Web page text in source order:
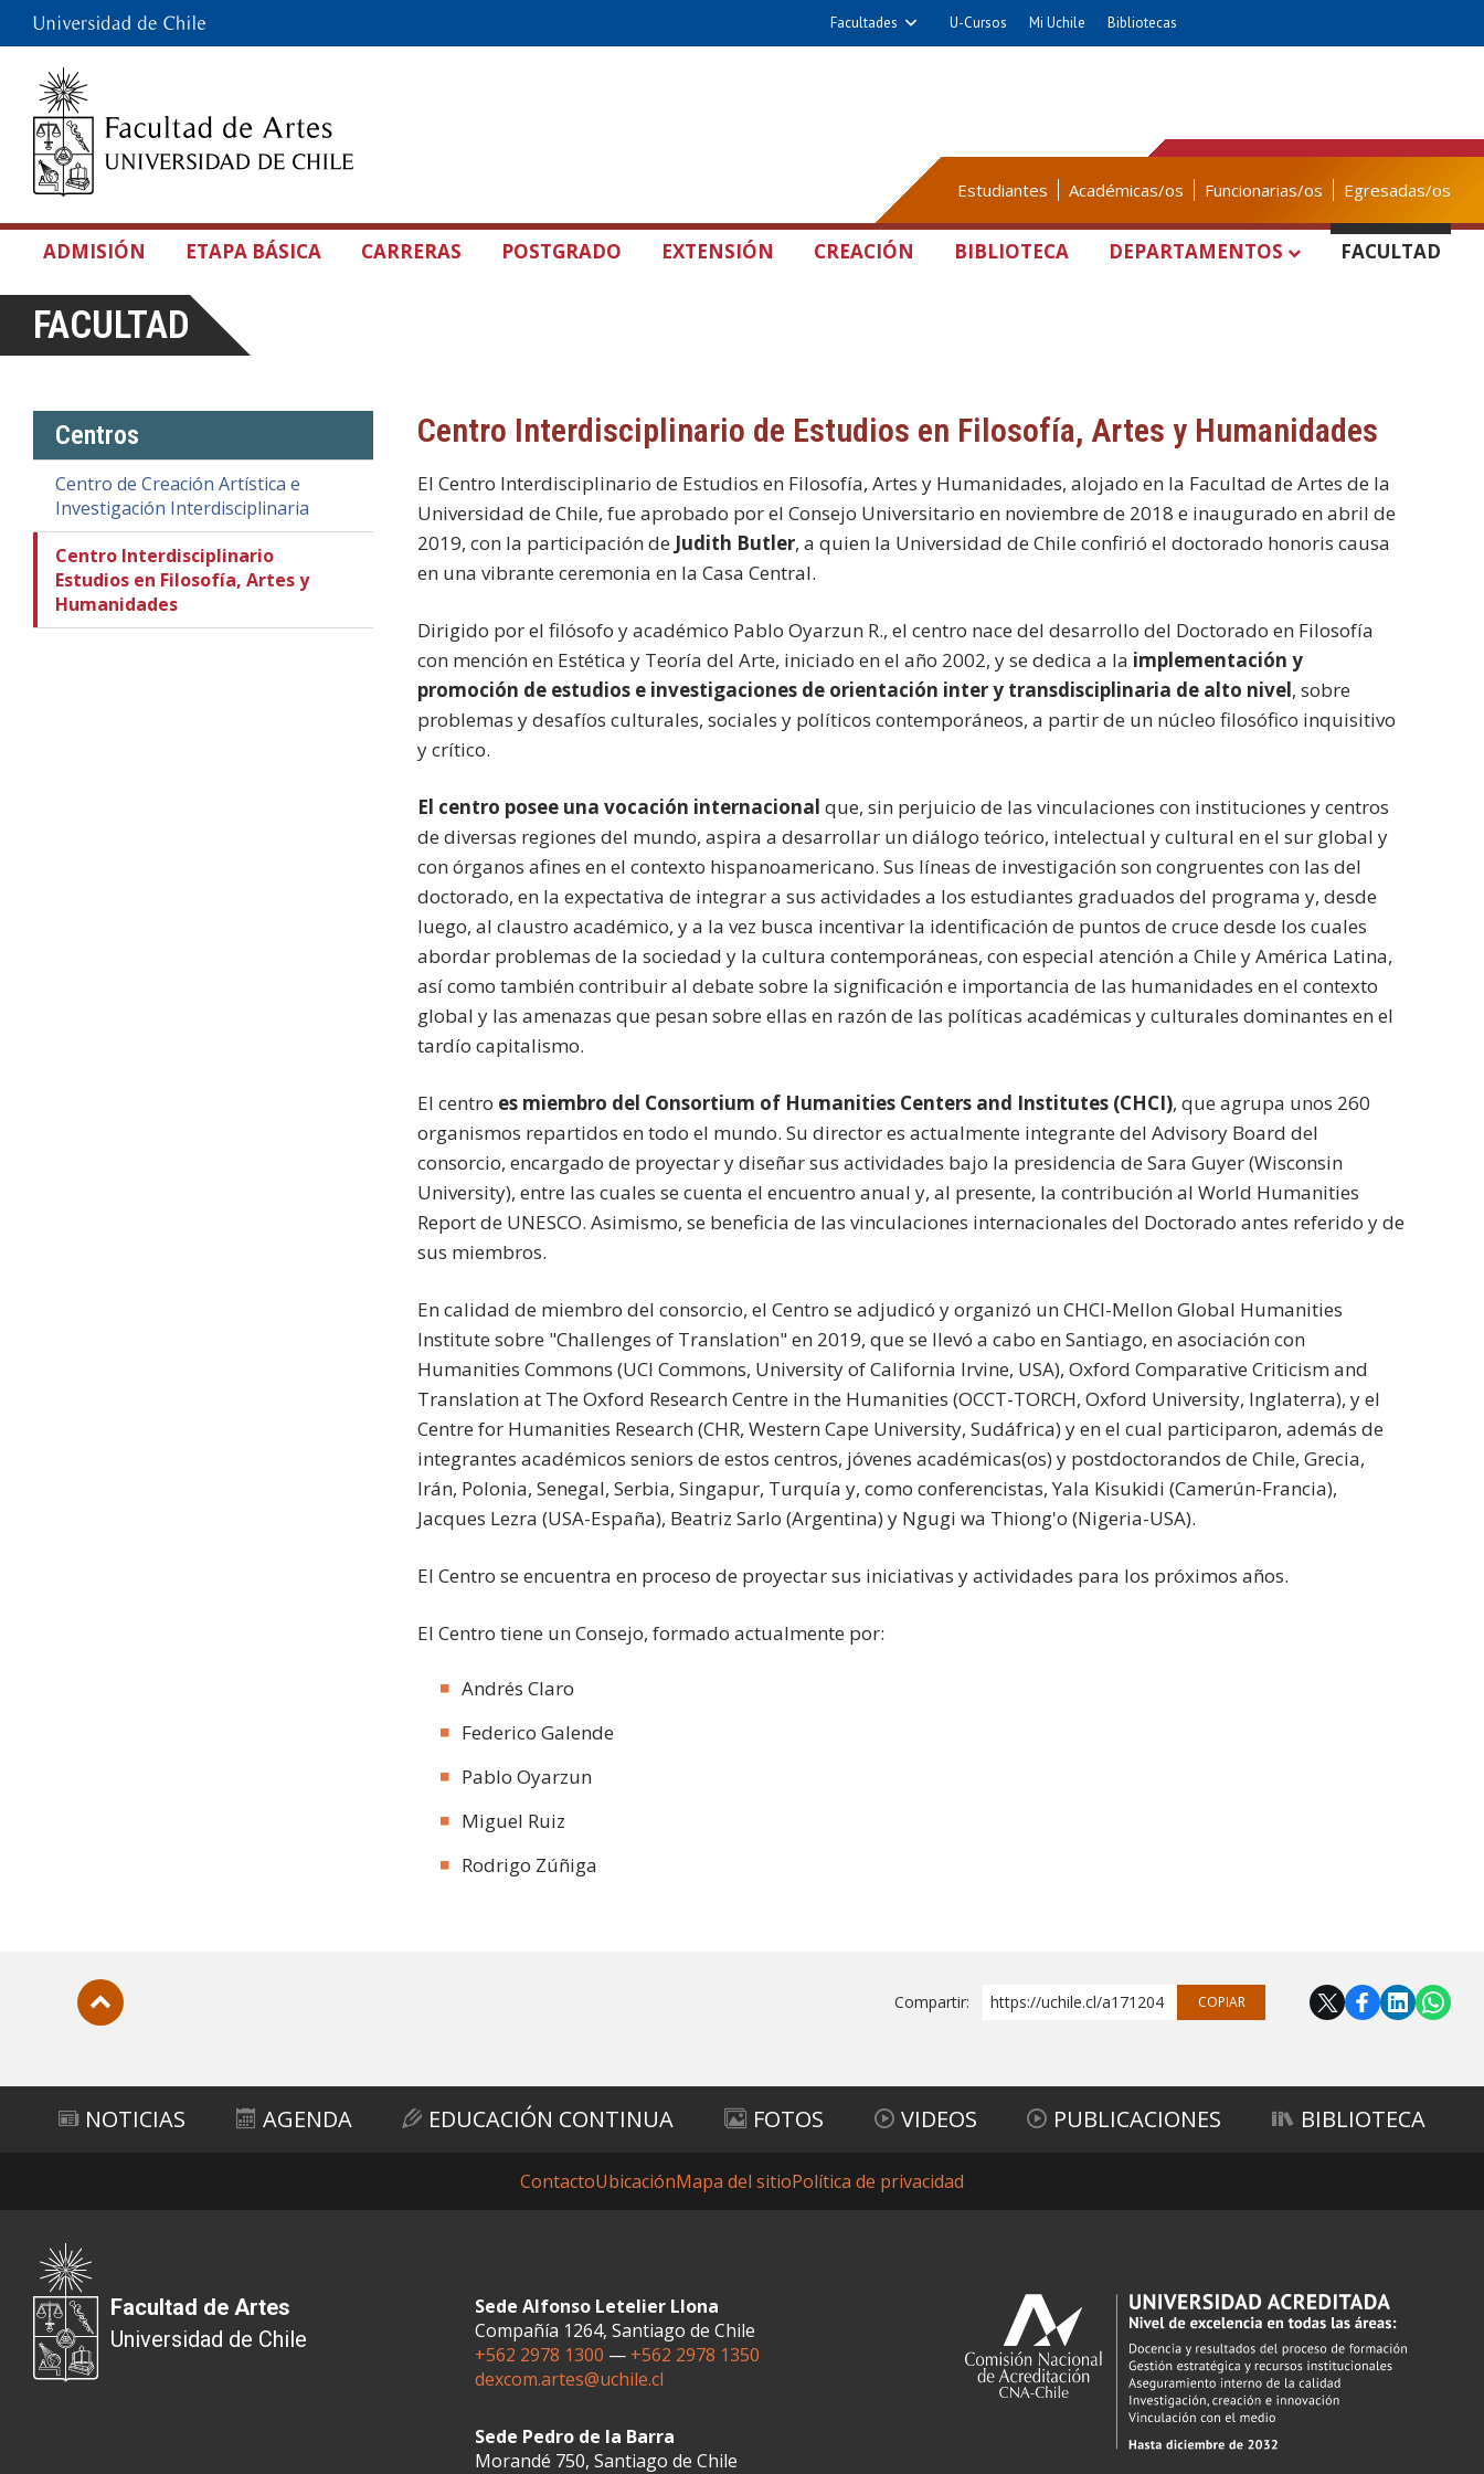
Facultades U-Cursos Mi Uchile Bibliotecas
Estudiantes Académicas/os Funcionarias/os Egresadas/os
ADMISIÓN ETAPA BÁSICA CARRERAS POSTGRADO EXTENSIÓN CREACIÓN BIBLIOTECA DEPARTAMENTOS FACULTAD
FACULTAD
Centros
Centro de Creación Artística e
Investigación Interdisciplinaria
Centro Interdisciplinario
Estudios en Filosofía, Artes y
Humanidades
Centro Interdisciplinario de Estudios en Filosofía, Artes y Humanidades
El Centro Interdisciplinario de Estudios en Filosofía, Artes y Humanidades, alojado en la Facultad de Artes de la
Universidad de Chile, fue aprobado por el Consejo Universitario en noviembre de 2018 e inaugurado en abril de
2019, con la participación de Judith Butler, a quien la Universidad de Chile confirió el doctorado honoris causa
en una vibrante ceremonia en la Casa Central.
Dirigido por el filósofo y académico Pablo Oyarzun R., el centro nace del desarrollo del Doctorado en Filosofía
con mención en Estética y Teoría del Arte, iniciado en el año 2002, y se dedica a la implementación y
promoción de estudios e investigaciones de orientación inter y transdisciplinaria de alto nivel, sobre
problemas y desafíos culturales, sociales y políticos contemporáneos, a partir de un núcleo filosófico inquisitivo
y crítico.
El centro posee una vocación internacional que, sin perjuicio de las vinculaciones con instituciones y centros
de diversas regiones del mundo, aspira a desarrollar un diálogo teórico, intelectual y cultural en el sur global y
con órganos afines en el contexto hispanoamericano. Sus líneas de investigación son congruentes con las del
doctorado, en la expectativa de integrar a sus actividades a los estudiantes graduados del programa y, desde
luego, al claustro académico, y a la vez busca incentivar la identificación de puntos de cruce desde los cuales
abordar problemas de la sociedad y la cultura contemporáneas, con especial atención a Chile y América Latina,
así como también contribuir al debate sobre la significación e importancia de las humanidades en el contexto
global y las amenazas que pesan sobre ellas en razón de las políticas académicas y culturales dominantes en el
tardío capitalismo.
El centro es miembro del Consortium of Humanities Centers and Institutes (CHCI), que agrupa unos 260
organismos repartidos en todo el mundo. Su director es actualmente integrante del Advisory Board del
consorcio, encargado de proyectar y diseñar sus actividades bajo la presidencia de Sara Guyer (Wisconsin
University), entre las cuales se cuenta el encuentro anual y, al presente, la contribución al World Humanities
Report de UNESCO. Asimismo, se beneficia de las vinculaciones internacionales del Doctorado antes referido y de
sus miembros.
En calidad de miembro del consorcio, el Centro se adjudicó y organizó un CHCI-Mellon Global Humanities
Institute sobre "Challenges of Translation" en 2019, que se llevó a cabo en Santiago, en asociación con
Humanities Commons (UCI Commons, University of California Irvine, USA), Oxford Comparative Criticism and
Translation at The Oxford Research Centre in the Humanities (OCCT-TORCH, Oxford University, Inglaterra), y el
Centre for Humanities Research (CHR, Western Cape University, Sudáfrica) y en el cual participaron, además de
integrantes académicos seniors de estos centros, jóvenes académicas(os) y postdoctorandos de Chile, Grecia,
Irán, Polonia, Senegal, Serbia, Singapur, Turquía y, como conferencistas, Yala Kisukidi (Camerún-Francia),
Jacques Lezra (USA-España), Beatriz Sarlo (Argentina) y Ngugi wa Thiong'o (Nigeria-USA).
El Centro se encuentra en proceso de proyectar sus iniciativas y actividades para los próximos años.
El Centro tiene un Consejo, formado actualmente por:
Andrés Claro
Federico Galende
Pablo Oyarzun
Miguel Ruiz
Rodrigo Zúñiga
Compartir: https://uchile.cl/a171204 COPIAR
NOTICIAS AGENDA EDUCACIÓN CONTINUA FOTOS VIDEOS PUBLICACIONES BIBLIOTECA
ContactoUbicaciónMapa del sitioPolítica de privacidad
Facultad de Artes
Universidad de Chile
Sede Alfonso Letelier Llona
Compañía 1264, Santiago de Chile
+562 2978 1300 — +562 2978 1350
dexcom.artes@uchile.cl
Sede Pedro de la Barra
Morandé 750, Santiago de Chile